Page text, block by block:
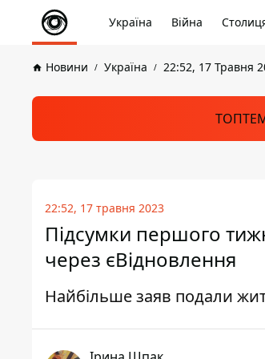
Україна Війна
Новини Україна 22:52, 17 Травня
22:52, 17 травня 2023
Підсумки першого
через єВідновлення
Найбільше заяв подали